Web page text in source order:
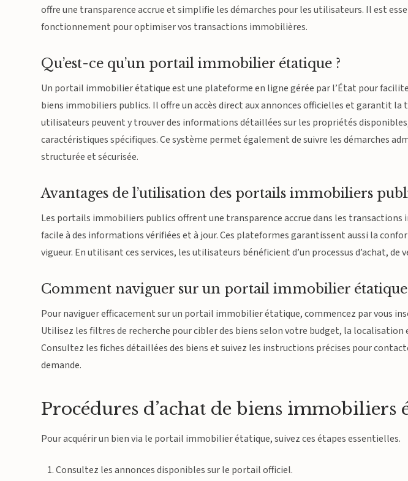
offre une transparence accrue et simplifie les démarches pour les utilisateurs. Il est
fonctionnement pour optimiser vos transactions immobilières.
Qu’est-ce qu’un portail immobilier étatique ?
Un portail immobilier étatique est une plateforme en ligne gérée par l’État pour
biens immobiliers publics. Il offre un accès direct aux annonces officielles et garantit la
utilisateurs peuvent y trouver des informations détaillées sur les propriétés
caractéristiques spécifiques. Ce système permet également de suivre les démarches
structurée et sécurisée.
Avantages de l’utilisation des portails immobiliers
Les portails immobiliers publics offrent une transparence accrue dans les
facile à des informations vérifiées et à jour. Ces plateformes garantissent aussi la
vigueur. En utilisant ces services, les utilisateurs bénéficient d’un processus d’achat, de
Comment naviguer sur un portail immobilier étatique
Pour naviguer efficacement sur un portail immobilier étatique, commencez par vous
Utilisez les filtres de recherche pour cibler des biens selon votre budget, la localisation
Consultez les fiches détaillées des biens et suivez les instructions précises pour
demande.
Procédures d’achat de biens immobiliers
Pour acquérir un bien via le portail immobilier étatique, suivez ces étapes essentielles.
Consultez les annonces disponibles sur le portail officiel.